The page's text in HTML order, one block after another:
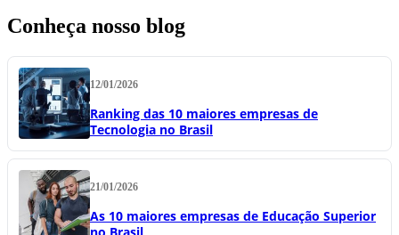
Conheça nosso blog
12/01/2026
Ranking das 10 maiores empresas de
Tecnologia no Brasil
21/01/2026
As 10 maiores empresas de Educação Superior